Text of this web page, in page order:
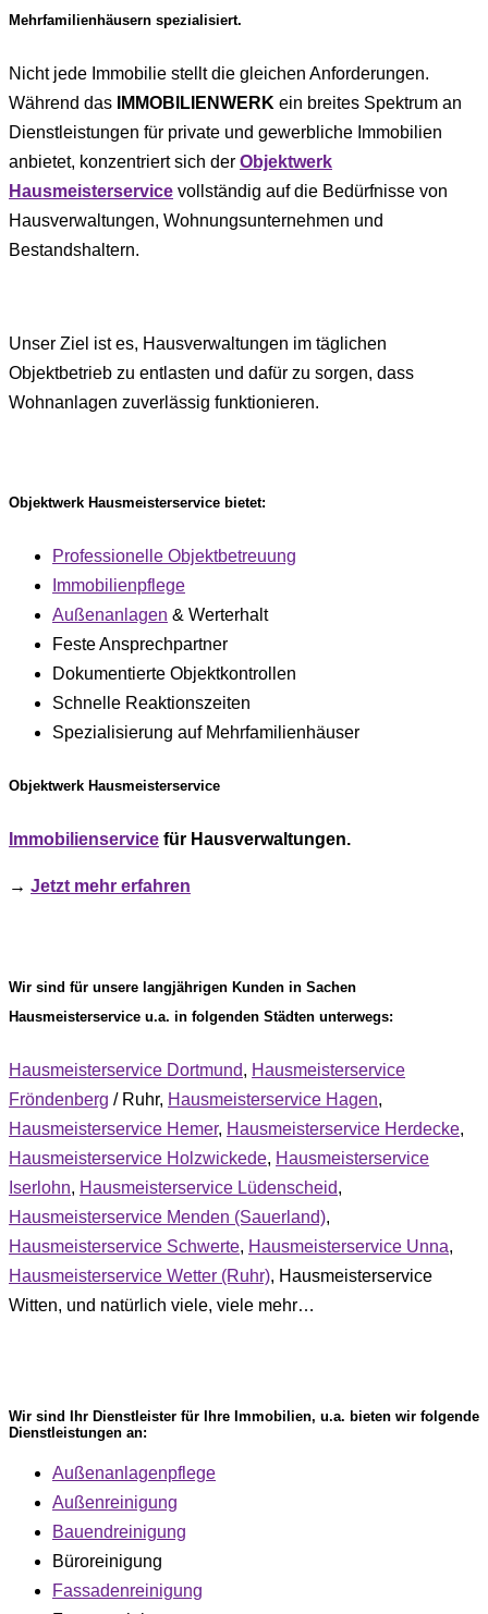
Mehrfamilienhäusern spezialisiert.
Nicht jede Immobilie stellt die gleichen Anforderungen.
Während das
IMMOBILIENWERK ein breites Spektrum an
Dienstleistungen für private und gewerbliche Immobilien
anbietet, konzentriert sich der Objektwerk
Hausmeisterservice vollständig auf die Bedürfnisse von
Hausverwaltungen, Wohnungsunternehmen und
Bestandshaltern.
Unser Ziel ist es, Hausverwaltungen im täglichen
Objektbetrieb zu entlasten und dafür zu sorgen, dass
Wohnanlagen zuverlässig funktionieren.
Objektwerk Hausmeisterservice bietet:
Professionelle Objektbetreuung
Immobilienpflege
Außenanlagen & Werterhalt
Feste Ansprechpartner
Dokumentierte Objektkontrollen
Schnelle Reaktionszeiten
Spezialisierung auf Mehrfamilienhäuser
Objektwerk Hausmeisterservice
Immobilienservice für Hausverwaltungen.
→ Jetzt mehr erfahren
Wir sind für unsere langjährigen Kunden in Sachen
Hausmeisterservice u.a. in folgenden Städten unterwegs:
Hausmeisterservice Dortmund, Hausmeisterservice
Fröndenberg / Ruhr, Hausmeisterservice Hagen,
Hausmeisterservice Hemer, Hausmeisterservice Herdecke,
Hausmeisterservice Holzwickede, Hausmeisterservice
Iserlohn, Hausmeisterservice Lüdenscheid,
Hausmeisterservice Menden (Sauerland),
Hausmeisterservice Schwerte, Hausmeisterservice Unna,
Hausmeisterservice Wetter (Ruhr), Hausmeisterservice
Witten, und natürlich viele, viele mehr…
Wir sind Ihr Dienstleister für Ihre Immobilien, u.a. bieten wir folgende
Dienstleistungen an:
Außenanlagenpflege
Außenreinigung
Bauendreinigung
Büroreinigung
Fassadenreinigung